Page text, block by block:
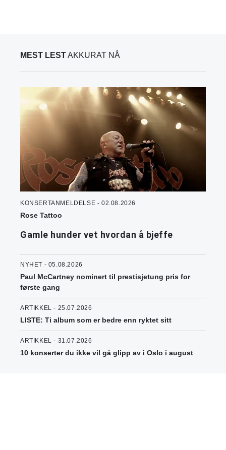
MEST LESTAKKURAT NÅ
KONSERTANMELDELSE - 02.08.2026
Rose Tattoo
Gamle hunder vet hvordan å bjeffe
NYHET - 05.08.2026
Paul McCartney nominert til prestisjetung pris for
første gang
ARTIKKEL - 25.07.2026
LISTE: Ti album som er bedre enn ryktet sitt
ARTIKKEL - 31.07.2026
10 konserter du ikke vil gå glipp av i Oslo i august